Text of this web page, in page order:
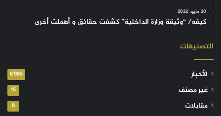
20 مايو، 2022
كيفه/ “وثيقة وزارة الداخلية” كشفت حقائق و أهملت أخرى
التصنيفات
الأخبار 6٬985
غير مصنف 15
مقابلات 9